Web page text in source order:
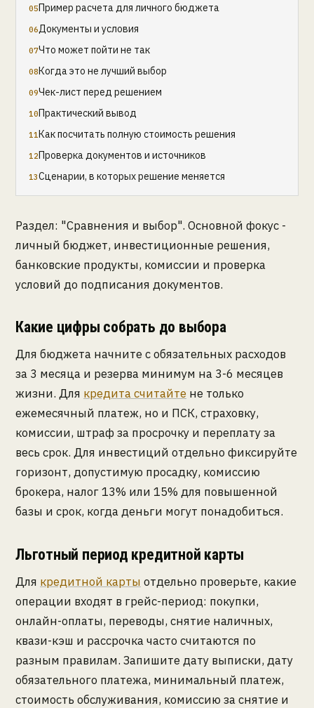
Пример расчета для личного бюджета
Документы и условия
Что может пойти не так
Когда это не лучший выбор
Чек-лист перед решением
Практический вывод
Как посчитать полную стоимость решения
Проверка документов и источников
Сценарии, в которых решение меняется
Раздел: "Сравнения и выбор". Основной фокус -
личный бюджет, инвестиционные решения,
банковские продукты, комиссии и проверка
условий до подписания документов.
Какие цифры собрать до выбора
Для бюджета начните с обязательных расходов
за 3 месяца и резерва минимум на 3-6 месяцев
жизни. Для кредита считайте не только
ежемесячный платеж, но и ПСК, страховку,
комиссии, штраф за просрочку и переплату за
весь срок. Для инвестиций отдельно фиксируйте
горизонт, допустимую просадку, комиссию
брокера, налог 13% или 15% для повышенной
базы и срок, когда деньги могут понадобиться.
Льготный период кредитной карты
Для кредитной карты отдельно проверьте, какие
операции входят в грейс-период: покупки,
онлайн-оплаты, переводы, снятие наличных,
квази-кэш и рассрочка часто считаются по
разным правилам. Запишите дату выписки, дату
обязательного платежа, минимальный платеж,
стоимость обслуживания, комиссию за снятие и